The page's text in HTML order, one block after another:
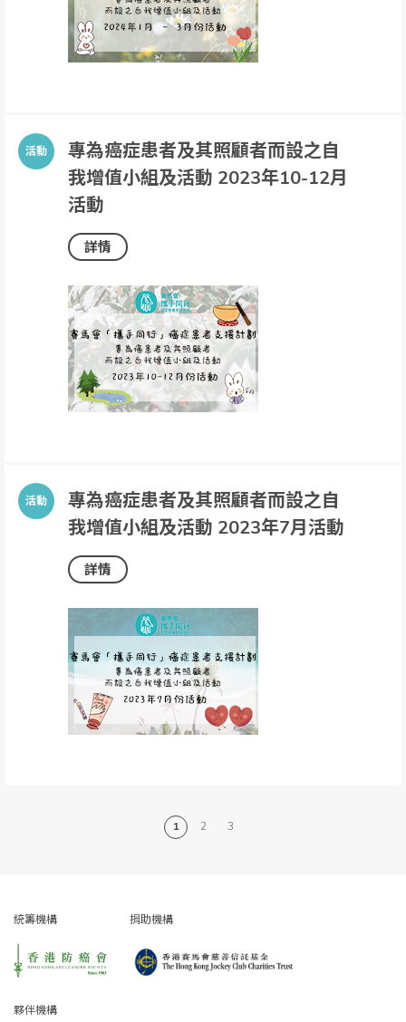
專為癌症患者及其照顧者而設之自
我增值小組及活動 2023年10-12月
活動
詳情
專為癌症患者及其照顧者而設之自
我增值小組及活動 2023年7月活動
詳情
1 2 3
統籌機構 捐助機構
夥伴機構